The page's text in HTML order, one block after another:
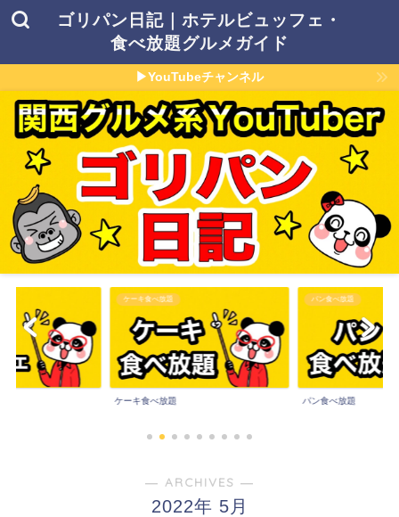
ゴリパン日記｜ホテルビュッフェ・
食べ放題グルメガイド
▶YouTubeチャンネル
パン食べ放題
パン食べ放題
その他食べ放題
その他食べ放題
― ARCHIVES ―
2022年 5月